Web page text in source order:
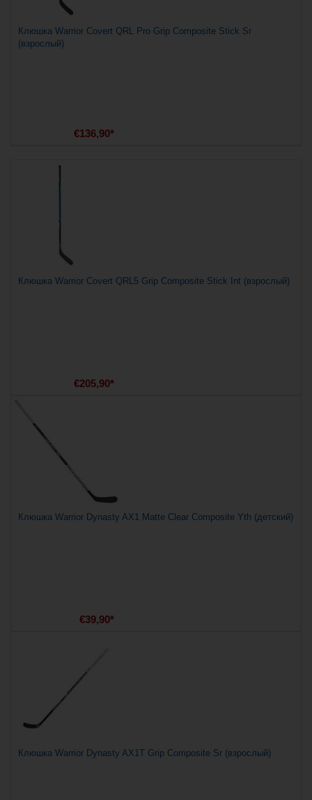
Клюшка Warrior Covert QRL Pro Grip Composite Stick Sr
(взрослый)
€136,90*
Клюшка Warrior Covert QRL5 Grip Composite Stick Int (взрослый)
€205,90*
Клюшка Warrior Dynasty AX1 Matte Clear Composite Yth (детский)
€39,90*
Клюшка Warrior Dynasty AX1T Grip Composite Sr (взрослый)